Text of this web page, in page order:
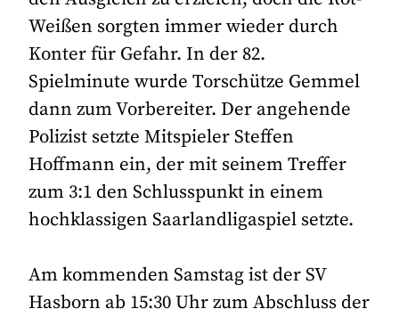
Weißen sorgten immer wieder durch
Konter für Gefahr. In der 82.
Spielminute wurde Torschütze Gemmel
dann zum Vorbereiter. Der angehende
Polizist setzte Mitspieler Steffen
Hoffmann ein, der mit seinem Treffer
zum 3:1 den Schlusspunkt in einem
hochklassigen Saarlandligaspiel setzte.
Am kommenden Samstag ist der SV
Hasborn ab 15:30 Uhr zum Abschluss der